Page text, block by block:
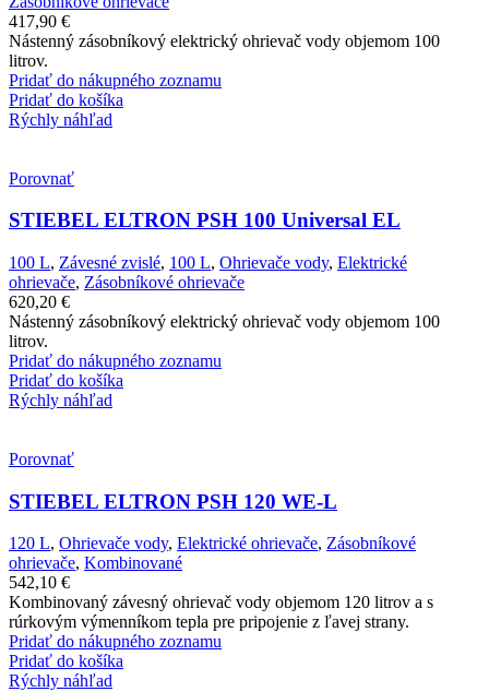
417,90 €
Nástenný zásobníkový elektrický ohrievač vody objemom 100
litrov.
Pridať do nákupného zoznamu
Pridať do košíka
Rýchly náhľad
Porovnať
STIEBEL ELTRON PSH 100 Universal EL
100 L, Závesné zvislé, 100 L, Ohrievače vody, Elektrické
ohrievače, Zásobníkové ohrievače
620,20 €
Nástenný zásobníkový elektrický ohrievač vody objemom 100
litrov.
Pridať do nákupného zoznamu
Pridať do košíka
Rýchly náhľad
Porovnať
STIEBEL ELTRON PSH 120 WE-L
120 L, Ohrievače vody, Elektrické ohrievače, Zásobníkové
ohrievače, Kombinované
542,10 €
Kombinovaný závesný ohrievač vody objemom 120 litrov a s
rúrkovým výmenníkom tepla pre pripojenie z ľavej strany.
Pridať do nákupného zoznamu
Pridať do košíka
Rýchly náhľad